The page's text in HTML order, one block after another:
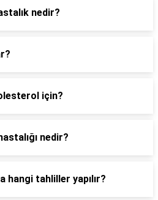
nedir?
için?
nedir?
hangi tahliller yapılır?